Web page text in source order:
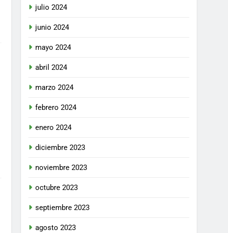
julio 2024
junio 2024
mayo 2024
abril 2024
marzo 2024
febrero 2024
enero 2024
diciembre 2023
noviembre 2023
octubre 2023
septiembre 2023
agosto 2023